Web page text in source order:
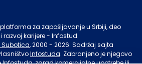
za zapošljavanje u Srbiji, deo
karijere - Infostud.
Subotica, 2000 - 2026. Sadržaj sajta
Infostuda. Zabranjeno je njegovo